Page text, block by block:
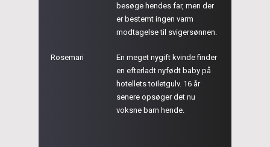
besøge hendes far, men der
er bestemt ingen varm
modtagelse til svigersønnen.
Rosemari
En meget nygift kvinde finder
en efterladt nyfødt baby på
hotellets toiletgulv. 16 år
senere opsøger det nu
voksne barn hende.